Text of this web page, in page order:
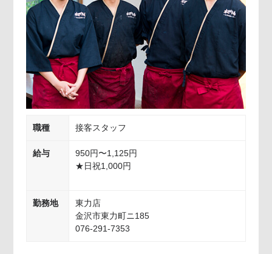
職種 接客スタッフ
給与
950円〜1,125円
★日祝1,000円
勤務地
東力店
金沢市東力町ニ185
076-291-7353